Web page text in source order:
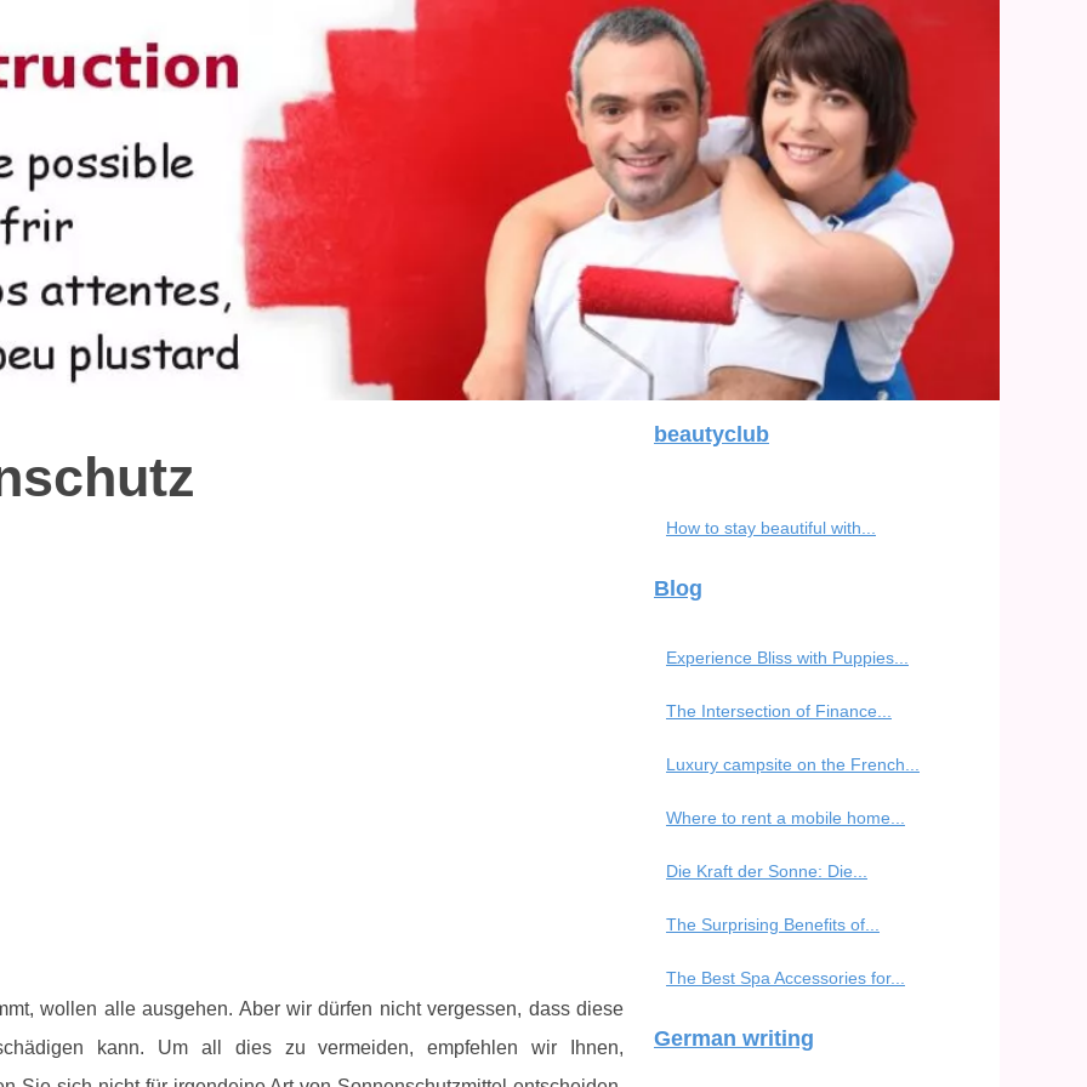
wollen alle ausgehen. Aber wir dürfen nicht vergessen, dass diese
kann. Um all dies zu vermeiden, empfehlen wir Ihnen,
beautyclub
How to stay beautiful with...
Blog
Experience Bliss with Puppies...
The Intersection of Finance...
Luxury campsite on the French...
Where to rent a mobile home...
Die Kraft der Sonne: Die...
The Surprising Benefits of...
The Best Spa Accessories for...
German writing